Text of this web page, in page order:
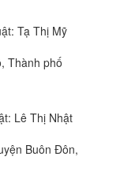
Tạ Thị Mỹ
Thành phố
Lê Thị Nhật
Buôn Đôn,